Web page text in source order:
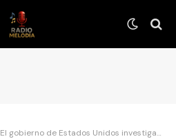
El gobierno de Estados Unidos investiga a quienes viajen con esta suma de dinero en efectivo sin declarar en 2025